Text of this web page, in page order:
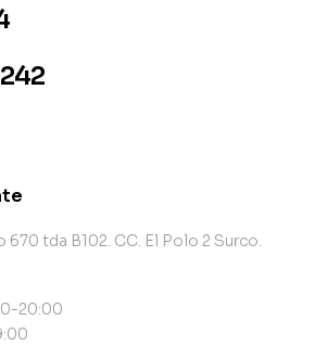
670 tda B102. CC. El Polo 2 Surco.
20:00